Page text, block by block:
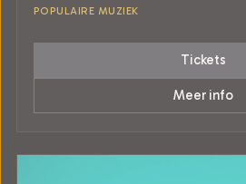
POPULAIRE MUZIEK
Tickets
Meer info